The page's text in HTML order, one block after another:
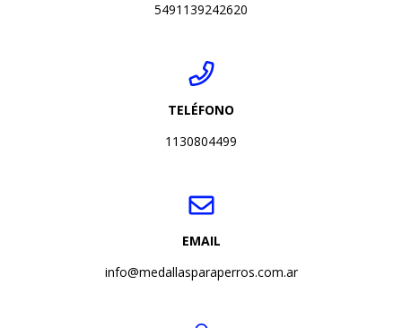
5491139242620
TELÉFONO
1130804499
EMAIL
info@medallasparaperros.com.ar